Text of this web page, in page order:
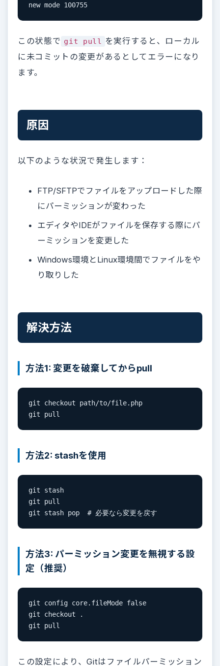
new mode 100755
この状態で git pull を実行すると、ローカル
に未コミットの変更があるとしてエラーになり
ます。
原因
以下のような状況で発生します：
FTP/SFTPでファイルをアップロードした際
にパーミッションが変わった
エディタやIDEがファイルを保存する際にパ
ーミッションを変更した
Windows環境とLinux環境間でファイルをや
り取りした
解決方法
方法1: 変更を破棄してからpull
git checkout path/to/file.php
git pull
方法2: stashを使用
git stash
git pull
git stash pop  # 必要なら変更を戻す
方法3: パーミッション変更を無視する設
定（推奨）
git config core.fileMode false
git checkout .
git pull
この設定により、Gitはファイルパーミッション